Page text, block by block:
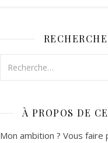
À PROPOS DE
Mon ambition ? Vous faire